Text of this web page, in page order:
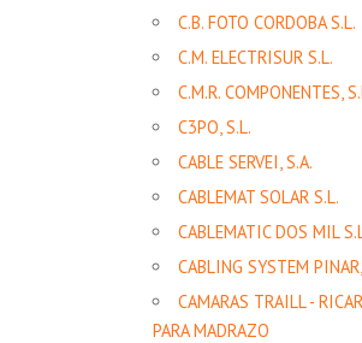
C.B. FOTO CORDOBA S.L.
C.M. ELECTRISUR S.L.
C.M.R. COMPONENTES,
C3PO, S.L.
CABLE SERVEI, S.A.
CABLEMAT SOLAR S.L.
CABLEMATIC DOS MIL
CABLING SYSTEM
CAMARAS TRAILL -
PARA MADRAZO